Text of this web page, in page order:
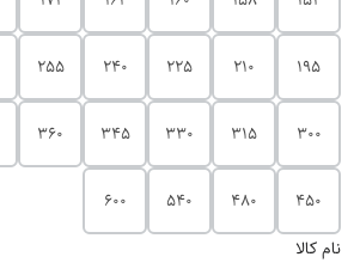
195
210
225
240
255
300
315
330
345
360
450
480
540
600
نام کالا